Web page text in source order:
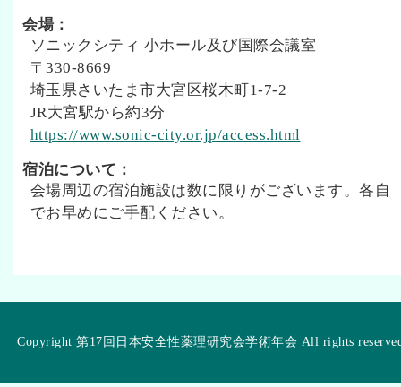
会場：
ソニックシティ 小ホール及び国際会議室
〒330-8669
埼玉県さいたま市大宮区桜木町1-7-2
JR大宮駅から約3分
https://www.sonic-city.or.jp/access.html
宿泊について：
会場周辺の宿泊施設は数に限りがございます。各自
でお早めにご手配ください。
Copyright 第17回日本安全性薬理研究会学術年会 All rights